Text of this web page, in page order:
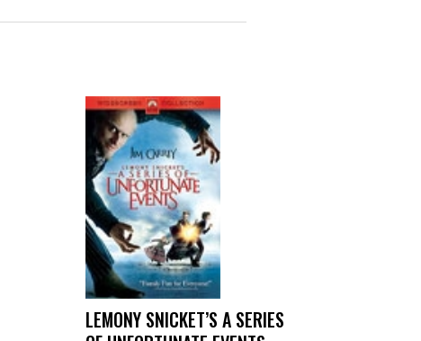
LEMONY SNICKET’S A SERIES